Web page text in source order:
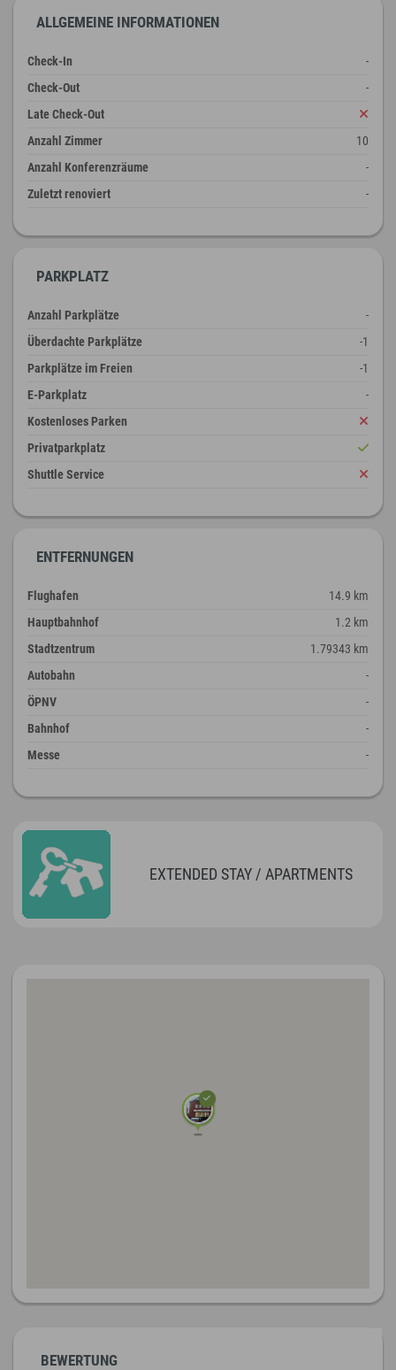
ALLGEMEINE INFORMATIONEN
Check-In
-
Check-Out
-
Late Check-Out
Anzahl Zimmer
10
Anzahl Konferenzräume
-
Zuletzt renoviert
-
PARKPLATZ
Anzahl Parkplätze
-
Überdachte Parkplätze
-1
Parkplätze im Freien
-1
E-Parkplatz
-
Kostenloses Parken
Privatparkplatz
Shuttle Service
ENTFERNUNGEN
Flughafen
14.9 km
Hauptbahnhof
1.2 km
Stadtzentrum
1.79343 km
Autobahn
-
ÖPNV
-
Bahnhof
-
Messe
-
EXTENDED STAY / APARTMENTS
BEWERTUNG